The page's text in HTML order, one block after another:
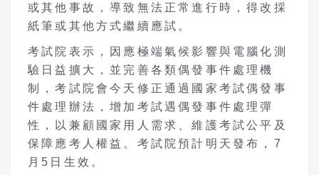
或其他事故，導致無法正常進行時，得改採
紙筆或其他方式繼續應試。
考試院表示，因應極端氣候影響與電腦化測
驗日益擴大，並完善各類偶發事件處理機
制，考試院會今天修正通過國家考試偶發事
件處理辦法，增加考試遇偶發事件處理彈
性，以兼顧國家用人需求、維護考試公平及
保障應考人權益。考試院預計明天發布，7
月5日生效。